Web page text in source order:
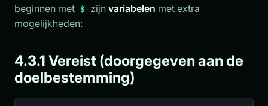
beginnen met $ zijnvariabelen met extra
mogelijkheden:
4.3.1 Vereist (doorgegeven aan de
doelbestemming)